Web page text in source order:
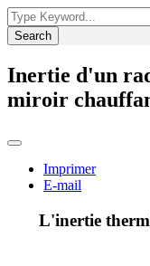
Search
Inertie d'un
miroir
Imprimer
E-mail
L'inertie